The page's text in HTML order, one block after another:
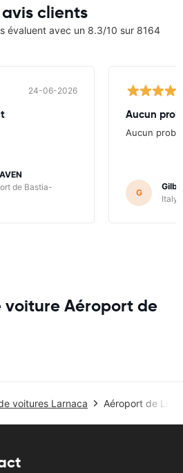
clients
évaluent avec un 8.3/10 sur 8164
24-06-2026
de Bastia-
Aucun
Aucun
G
Italy
voiture Aéroport de
voitures Larnaca Aéroport de